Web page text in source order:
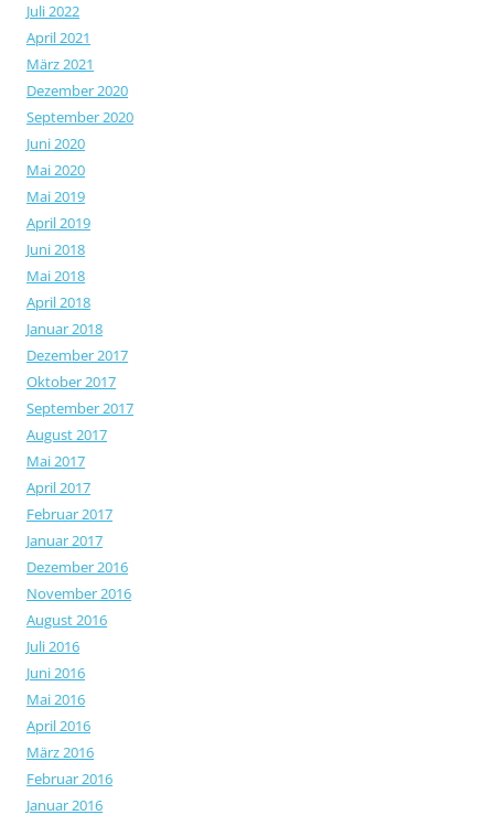
Juli 2022
April 2021
März 2021
Dezember 2020
September 2020
Juni 2020
Mai 2020
Mai 2019
April 2019
Juni 2018
Mai 2018
April 2018
Januar 2018
Dezember 2017
Oktober 2017
September 2017
August 2017
Mai 2017
April 2017
Februar 2017
Januar 2017
Dezember 2016
November 2016
August 2016
Juli 2016
Juni 2016
Mai 2016
April 2016
März 2016
Februar 2016
Januar 2016